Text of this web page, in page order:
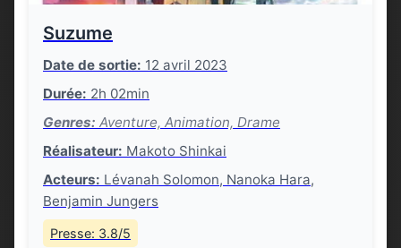
Suzume
Date de sortie: 12 avril 2023
Durée: 2h 02min
Genres: Aventure, Animation, Drame
Réalisateur: Makoto Shinkai
Acteurs: Lévanah Solomon, Nanoka Hara,
Benjamin Jungers
Presse: 3.8/5